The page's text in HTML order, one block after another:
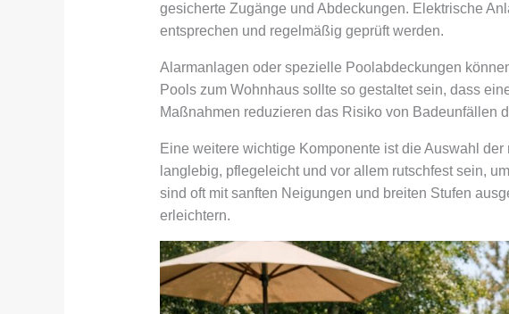
gesicherte Zugänge und Abdeckungen. Elektrische
entsprechen und regelmäßig geprüft werden.
Alarmanlagen oder spezielle Poolabdeckungen
Pools zum Wohnhaus sollte so gestaltet sein, dass
Maßnahmen reduzieren das Risiko von Badeunfällen
Eine weitere wichtige Komponente ist die Auswahl
langlebig, pflegeleicht und vor allem rutschfest sein,
sind oft mit sanften Neigungen und breiten Stufen
erleichtern.